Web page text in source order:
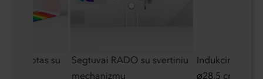
bloknotas su
Segtuvai RADO su svertiniu
mechanizmu
Indukcinė
⌀28,5 cm